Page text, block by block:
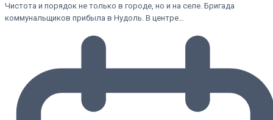
Чистота и порядок не только в городе, но и на селе. Бригада
коммунальщиков прибыла в Нудоль. В центре…